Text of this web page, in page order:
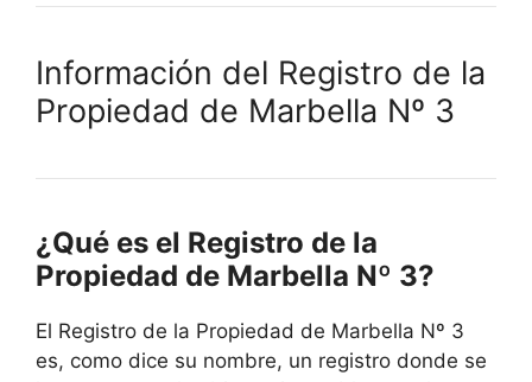
Información del Registro de la
Propiedad de Marbella Nº 3
¿Qué es el Registro de la
Propiedad de Marbella Nº 3?
El Registro de la Propiedad de Marbella Nº 3
es, como dice su nombre, un registro donde se